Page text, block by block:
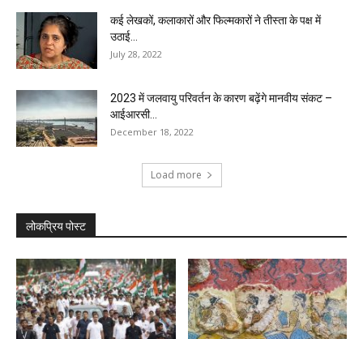
कई लेखकों, कलाकारों और फिल्मकारों ने तीस्ता के पक्ष में
उठाई...
July 28, 2022
2023 में जलवायु परिवर्तन के कारण बढ़ेंगे मानवीय संकट –
आईआरसी...
December 18, 2022
Load more
लोकप्रिय पोस्ट